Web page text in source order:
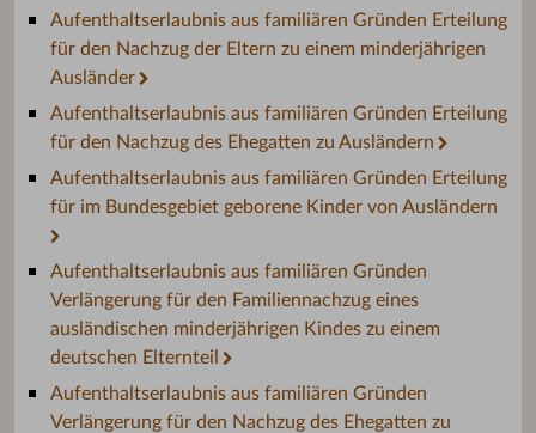
Aufenthaltserlaubnis aus familiären Gründen Erteilung
für den Nachzug der Eltern zu einem minderjährigen
Ausländer
Aufenthaltserlaubnis aus familiären Gründen Erteilung
für den Nachzug des Ehegatten zu Ausländern
Aufenthaltserlaubnis aus familiären Gründen Erteilung
für im Bundesgebiet geborene Kinder von Ausländern
Aufenthaltserlaubnis aus familiären Gründen
Verlängerung für den Familiennachzug eines
ausländischen minderjährigen Kindes zu einem
deutschen Elternteil
Aufenthaltserlaubnis aus familiären Gründen
Verlängerung für den Nachzug des Ehegatten zu